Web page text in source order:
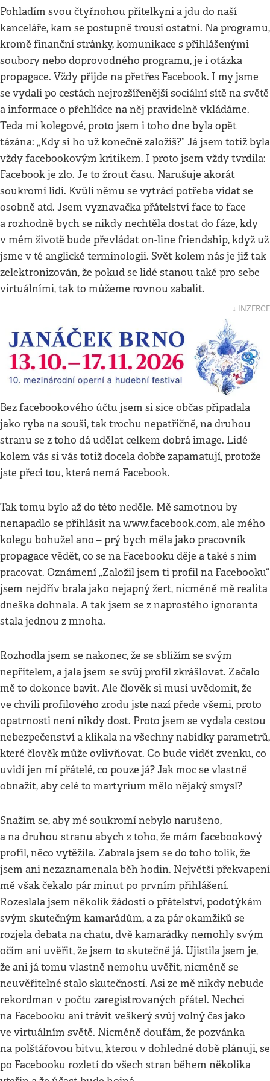
Pohladím svou čtyřnohou přítelkyni a jdu do naší
kanceláře, kam se postupně trousí ostatní. Na programu,
kromě finanční stránky, komunikace s přihlášenými
soubory nebo doprovodného programu, je i otázka
propagace. Vždy přijde na přetřes Facebook. I my jsme
se vydali po cestách nejrozšířenější sociální sítě na světě
a informace o přehlídce na něj pravidelně vkládáme.
Teda mí kolegové, proto jsem i toho dne byla opět
tázána: „Kdy si ho už konečně založíš?“ Já jsem totiž byla
vždy facebookovým kritikem. I proto jsem vždy tvrdila:
Facebook je zlo. Je to žrout času. Narušuje akorát
soukromí lidí. Kvůli němu se vytrácí potřeba vídat se
osobně atd. Jsem vyznavačka přátelství face to face
a rozhodně bych se nikdy nechtěla dostat do fáze, kdy
v mém životě bude převládat on-line friendship, když už
jsme v té anglické terminologii. Svět kolem nás je již tak
zelektronizován, že pokud se lidé stanou také pro sebe
virtuálními, tak to můžeme rovnou zabalit.
↓ INZERCE
Bez facebookového účtu jsem si sice občas připadala
jako ryba na souši, tak trochu nepatřičně, na druhou
stranu se z toho dá udělat celkem dobrá image. Lidé
kolem vás si vás totiž docela dobře zapamatují, protože
jste přeci tou, která nemá Facebook.
Tak tomu bylo až do této neděle. Mě samotnou by
nenapadlo se přihlásit na www.facebook.com, ale mého
kolegu bohužel ano – prý bych měla jako pracovník
propagace vědět, co se na Facebooku děje a také s ním
pracovat. Oznámení „Založil jsem ti profil na Facebooku“
jsem nejdřív brala jako nejapný žert, nicméně mě realita
dneška dohnala. A tak jsem se z naprostého ignoranta
stala jednou z mnoha.
Rozhodla jsem se nakonec, že se sblížím se svým
nepřítelem, a jala jsem se svůj profil zkrášlovat. Začalo
mě to dokonce bavit. Ale člověk si musí uvědomit, že
ve chvíli profilového zrodu jste nazí přede všemi, proto
opatrnosti není nikdy dost. Proto jsem se vydala cestou
nebezpečenství a klikala na všechny nabídky parametrů,
které člověk může ovlivňovat. Co bude vidět zvenku, co
uvidí jen mí přátelé, co pouze já? Jak moc se vlastně
obnažit, aby celé to martyrium mělo nějaký smysl?
Snažím se, aby mé soukromí nebylo narušeno,
a na druhou stranu abych z toho, že mám facebookový
profil, něco vytěžila. Zabrala jsem se do toho tolik, že
jsem ani nezaznamenala běh hodin. Největší překvapení
mě však čekalo pár minut po prvním přihlášení.
Rozeslala jsem několik žádostí o přátelství, podotýkám
svým skutečným kamarádům, a za pár okamžiků se
rozjela debata na chatu, dvě kamarádky nemohly svým
očím ani uvěřit, že jsem to skutečně já. Ujistila jsem je,
že ani já tomu vlastně nemohu uvěřit, nicméně se
neuvěřitelné stalo skutečností. Asi ze mě nikdy nebude
rekordman v počtu zaregistrovaných přátel. Nechci
na Facebooku ani trávit veškerý svůj volný čas jako
ve virtuálním světě. Nicméně doufám, že pozvánka
na polštářovou bitvu, kterou v dohledné době plánuji, se
po Facebooku rozletí do všech stran během několika